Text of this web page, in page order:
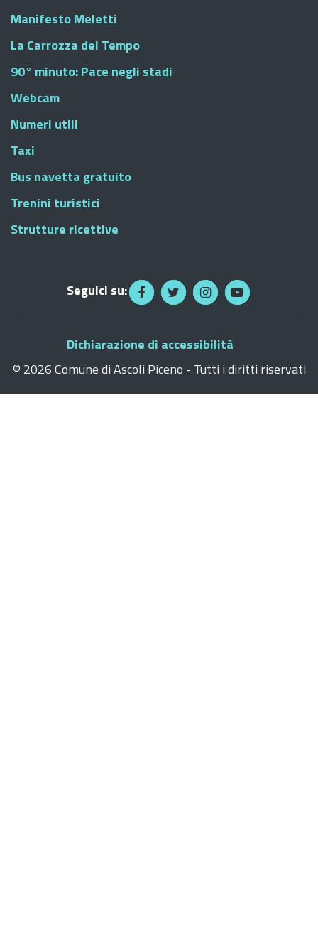
Manifesto Meletti
La Carrozza del Tempo
90° minuto: Pace negli stadi
Webcam
Numeri utili
Taxi
Bus navetta gratuito
Trenini turistici
Strutture ricettive
Seguici su:
Dichiarazione di accessibilità
© 2026 Comune di Ascoli Piceno - Tutti i diritti riservati